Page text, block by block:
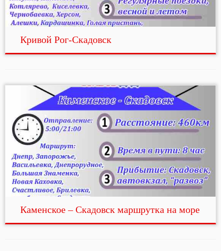
Кривой Рог-Скадовск
Каменское – Скадовск маршрутка на море